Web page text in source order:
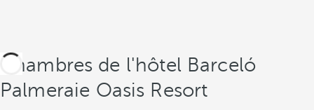
Chambres de l'hôtel Barceló
Palmeraie Oasis Resort